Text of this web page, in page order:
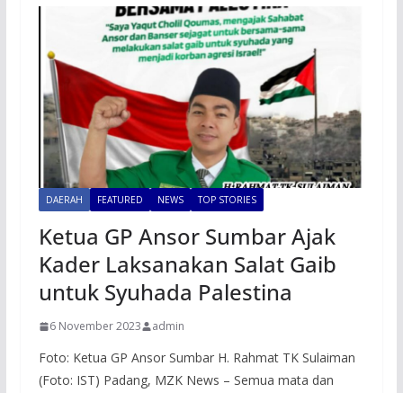
DAERAH FEATURED NEWS TOP STORIES
Ketua GP Ansor Sumbar Ajak
Kader Laksanakan Salat Gaib
untuk Syuhada Palestina
6 November 2023 admin
Foto: Ketua GP Ansor Sumbar H. Rahmat TK Sulaiman
(Foto: IST) Padang, MZK News – Semua mata dan